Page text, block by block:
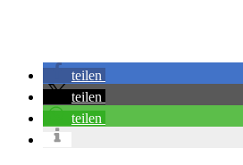
teilen
teilen
teilen